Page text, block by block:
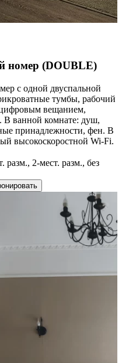
номер (DOUBLE)
с одной двуспальной
тумбы, рабочий
цифровым вещанием,
В ванной комнате: душ,
принадлежности, фен. В
высокоскоростной Wi-Fi.
2-мест. разм., без